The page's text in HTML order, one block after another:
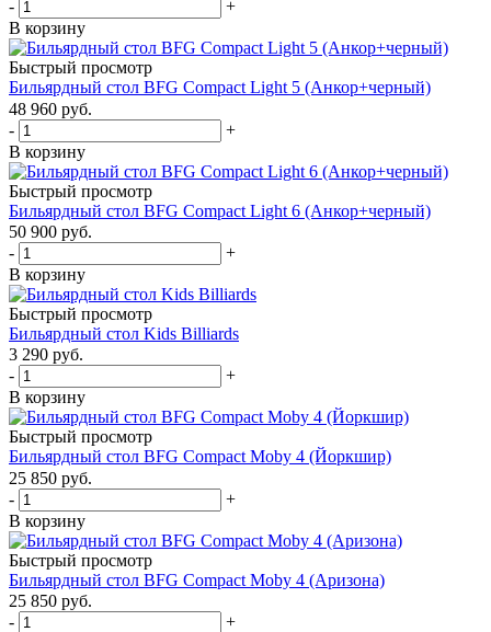
-
+
В корзину
Быстрый просмотр
Бильярдный стол BFG Compact Light 5 (Анкор+черный)
48 960 руб.
-
+
В корзину
Быстрый просмотр
Бильярдный стол BFG Compact Light 6 (Анкор+черный)
50 900 руб.
-
+
В корзину
Быстрый просмотр
Бильярдный стол Kids Billiards
3 290 руб.
-
+
В корзину
Быстрый просмотр
Бильярдный стол BFG Compact Moby 4 (Йоркшир)
25 850 руб.
-
+
В корзину
Быстрый просмотр
Бильярдный стол BFG Compact Moby 4 (Аризона)
25 850 руб.
-
+